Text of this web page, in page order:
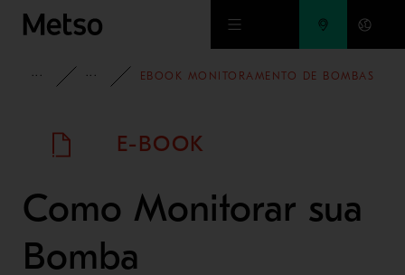
Ir para o conteúdo principal
INSIGHTSE-BOOKS
EBOOK MONITORAMENTO DE BOMBAS
Como Monitorar sua
Bomba
E-BOOK